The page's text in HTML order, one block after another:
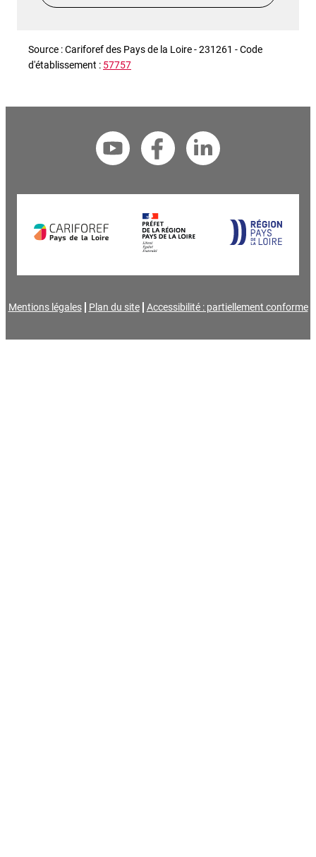
Source : Cariforef des Pays de la Loire - 231261 - Code
d'établissement : 57757
Mentions légales Plan du site Accessibilité : partiellement conforme